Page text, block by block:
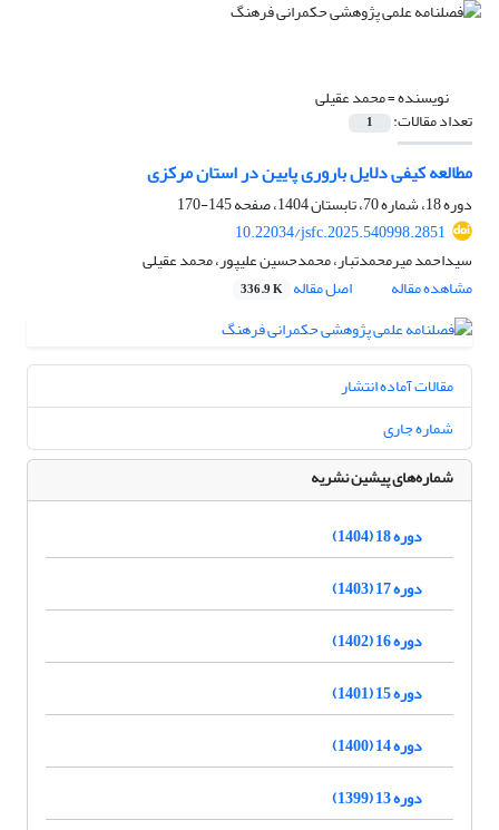
نویسنده =محمد عقیلی
تعداد مقالات: 1
مطالعه کیفی دلایل باروری پایین در استان مرکزی
دوره 18، شماره 70، تابستان 1404، صفحه
145-170
10.22034/jsfc.2025.540998.2851
سیداحمد میرمحمدتبار، محمدحسین علیپور، محمد عقیلی
مشاهده مقاله
اصل مقاله 336.9 K
مقالات آماده انتشار
شماره جاری
شماره‌های پیشین نشریه
دوره 18 (1404)
دوره 17 (1403)
دوره 16 (1402)
دوره 15 (1401)
دوره 14 (1400)
دوره 13 (1399)